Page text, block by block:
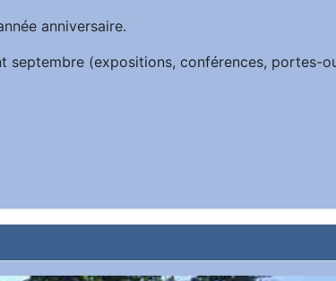
anniversaire.
septembre (expositions, conférences, portes-